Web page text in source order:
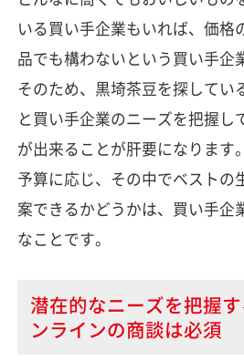
いる買い手企業もいれば、価格
品でも構わないという買い手企
そのため、黒埼茶豆を探してい
と買い手企業のニーズを把握し
が出来ることが肝要になります。
予算に応じ、その中でベストの
案できるかどうかは、買い手企
なことです。
潜在的なニーズを把握
ンラインの商談は必須